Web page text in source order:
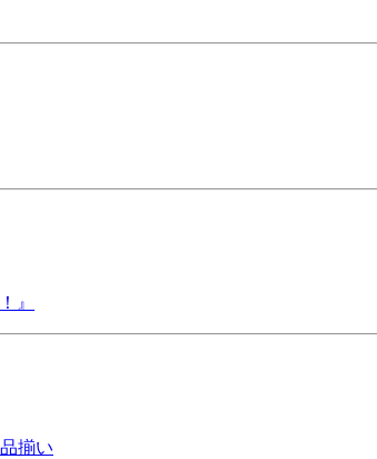
』
揃い